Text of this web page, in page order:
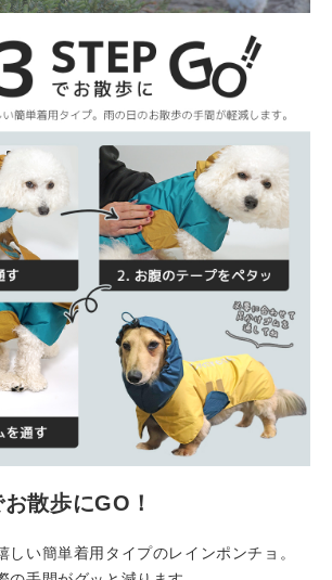
散歩にGO！
しい簡単着用タイプのレインポンチョ。